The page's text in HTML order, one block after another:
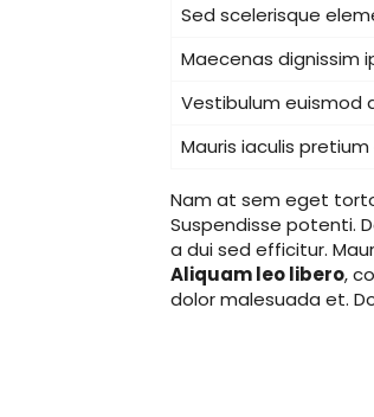
Sed scelerisque
Maecenas dignissim
Vestibulum euismod
Mauris iaculis pretium
Nam at sem eget
Suspendisse potenti.
a dui sed efficitur.
Aliquam leo libero,
dolor malesuada et.